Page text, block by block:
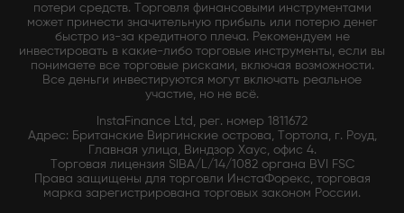
потери средств. Торговля финансовыми инструментами
может принести значительную прибыль или потерю денег
быстро из-за кредитного плеча. Рекомендуем не
инвестировать в какие-либо торговые инструменты, если вы
понимаете все торговые рисками, включая возможности.
Все деньги инвестируются могут включать реальное
участие, но не всё.
InstaFinance Ltd, рег. номер 1811672
Адрес: Британские Виргинские острова, Тортола, г. Роуд,
Главная улица, Виндзор Хаус, офис 4.
Торговая лицензия SIBA/L/14/1082 органа BVI FSC
Права защищены для торговли ИнстаФорекс, торговая
марка зарегистрирована торговых законом России.